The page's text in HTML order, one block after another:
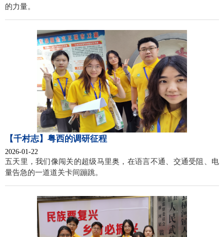
的力量。
【千村志】粤西的调研征程
2026-01-22
五天里，我们像闯关的超级马里奥，在语言不通、交通受阻、电
量告急的一道道关卡间蹦跳。